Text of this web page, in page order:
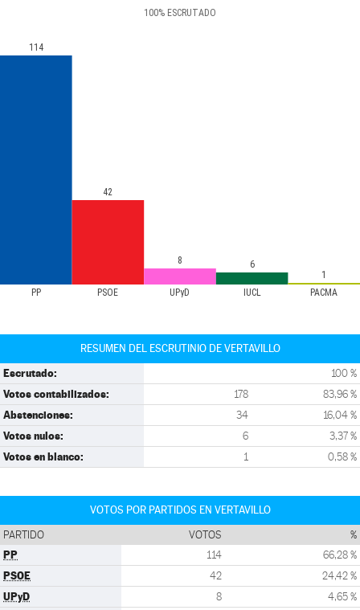
100% ESCRUTADO
PP PSOE UPyD IUCL PACMA
114
42
8
6
1
RESUMEN DEL ESCRUTINIO DE VERTAVILLO
Escrutado: 100 %
Votos contabilizados: 178 83,96 %
Abstenciones: 34 16,04 %
Votos nulos: 6 3,37 %
Votos en blanco: 1 0,58 %
VOTOS POR PARTIDOS EN VERTAVILLO
PARTIDO VOTOS %
PP 114 66,28 %
PSOE 42 24,42 %
UPyD 8 4,65 %